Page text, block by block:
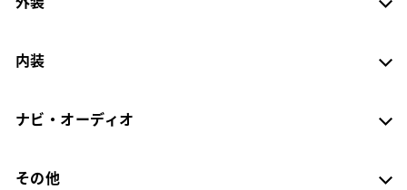
内装
ナビ・オーディオ
その他